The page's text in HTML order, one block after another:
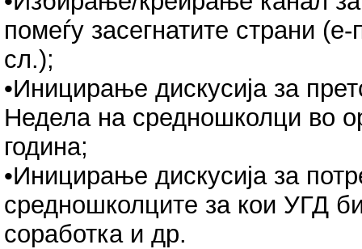
помеѓу засегнатите страни
сл.);
•Иницирање дискусија за
Недела на средношколци во
година;
•Иницирање дискусија за
средношколците за кои УГД
соработка и др.